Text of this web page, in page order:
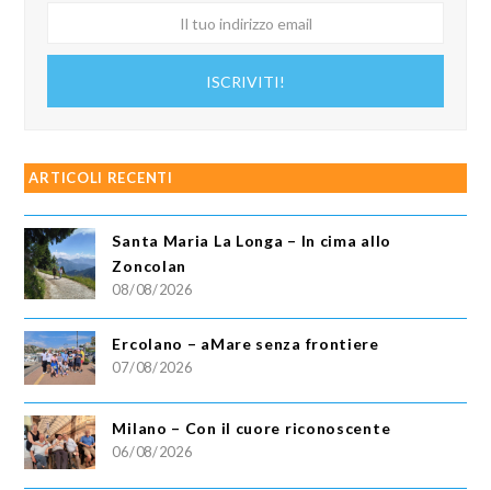
ISCRIVITI!
ARTICOLI RECENTI
Santa Maria La Longa – In cima allo
Zoncolan
08/08/2026
Ercolano – aMare senza frontiere
07/08/2026
Milano – Con il cuore riconoscente
06/08/2026